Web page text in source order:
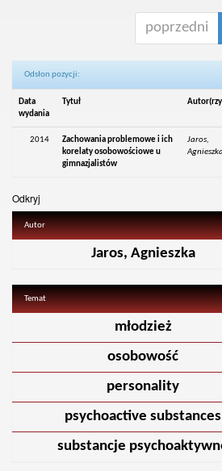
poprzedni
Odsłon pozycji:
Data
wydania
Tytuł
2014
Zachowania problemowe i ich
korelaty osobowościowe u
gimnazjalistów
Jaros,
Agnieszka
Odkryj
Autor
Jaros, Agnieszka
Temat
młodzież
osobowość
personality
psychoactive substances
substancje